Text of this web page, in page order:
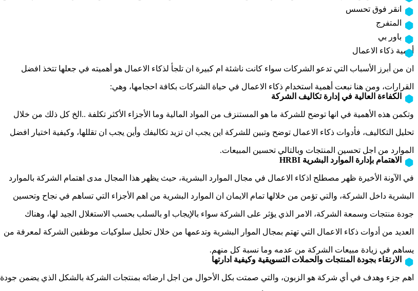
انقر فوق تحسس
المتفرج
باور بي
أهمية ذكاء الاعمال
ان من أبرز الأسباب التي تدعو الشركات سواء كانت ناشئة ام كبيرة ان تلجأ لذكاء الاعمال هو أهميته في جعلها تتخذ افضل
القرارات، ومن هنا نبعت أهمية استخدام ذكاء الاعمال في حياة الشركات بكافة احجامها، وهي:
الكفاءة العالية في إدارة تكاليف الشركة
وتكمن هذه الأهمية في انها توضح للشركة ما هو المستنزف من المواد المالية وما الأجزاء الأكثر تكلفة ..الخ كل ذلك من خلال
تحليل التكاليف، فأدوات ذكاء الاعمال توضح وتبين للشركة اين يجب ان تزيد تكاليفك وأين يجب ان تقللها، وكيفية اختيار افضل
الموارد من اجل تحسين المنتجات وبالتالي تحسين المبيعات.
الاهتمام بإدارة الموارد البشرية HRBI
في الآونة الأخيرة ظهر مصطلح اذكاء الاعمال في مجال الموارد البشرية، حيث يظهر هذا المجال مدى اهتمام الشركة بالموارد
البشرية داخل الشركة، والتي تؤمن من خلالها تمام الايمان ان الموارد البشرية من اهم الأجزاء التي تساهم في نجاح وتحسين
جودة منتجات وسمعة الشركة، الامر الذي يؤثر على الشركة سواء بالإيجاب او بالسلب بحسب الاستغلال الجيد لها، وهناك
العديد من أدوات ذكاء الاعمال التي تهتم بمجال الموار البشرية وتدعمها من خلال تحليل سلوكيات موظفين الشركة لمعرفة من
يساهم في زيادة مبيعات الشركة من عدمه وما نسبة كل منهم.
الارتقاء بجودة المنتجات والحملات التسويقية وكيفية ادارتها
اهم جزء وهدف في أي شركة هو الزبون، والتي صمتت بكل الأحوال من اجل ارضائه بمنتجات الشركة بالشكل الذي يضمن جودة